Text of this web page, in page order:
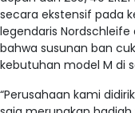
secara ekstensif pada
legendaris Nordschleife
bahwa susunan ban
kebutuhan model M di
“Perusahaan kami